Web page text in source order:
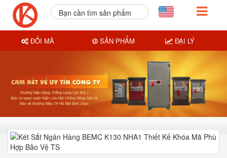
Bạn cần tìm sản phẩm
ĐỔI MÃ SẢN PHẨM ĐẠI LÝ